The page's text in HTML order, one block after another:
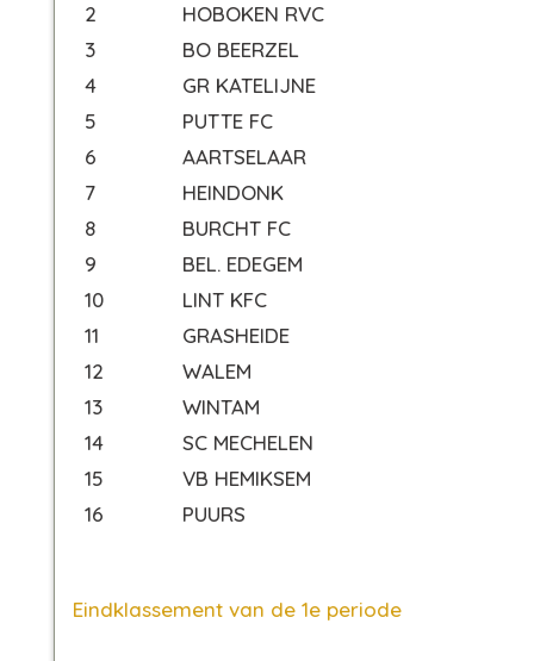
2
HOBOKEN RVC
3
BO BEERZEL
4
GR KATELIJNE
5
PUTTE FC
6
AARTSELAAR
7
HEINDONK
8
BURCHT FC
9
BEL. EDEGEM
10
LINT KFC
11
GRASHEIDE
12
WALEM
13
WINTAM
14
SC MECHELEN
15
VB HEMIKSEM
16
PUURS
Eindklassement van de 1e periode